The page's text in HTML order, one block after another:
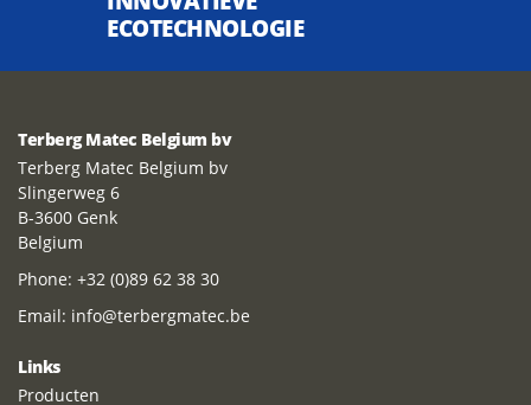
ECOTECHNOLOGIE
Terberg Matec Belgium bv
Terberg Matec Belgium bv
Slingerweg 6
B-3600 Genk
Belgium
Phone: +32 (0)89 62 38 30
Email: info@terbergmatec.be
Links
Producten